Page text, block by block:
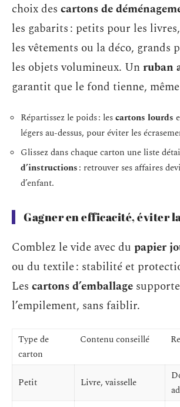
choix des cartons de
les gabarits : petits pour les
les vêtements ou la déco, grands
les objets volumineux. Unruban
garantit que le fond tienne,
Répartissez le poids : lescartons lourds
légers au-dessus, pour éviter les
Glissez dans chaque carton une liste
d’instructions: retrouver ses affaires
d’enfant.
Gagner en efficacité, éviter
Comblez le vide avec du papier
ou du textile : stabilité et
Les cartons d’emballage
l’empilement, sans faiblir.
Type de
carton
Contenu conseillé
Petit Livre, vaisselle